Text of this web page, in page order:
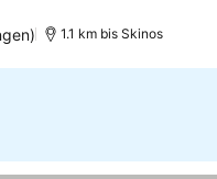
1.1 km bis Skinos